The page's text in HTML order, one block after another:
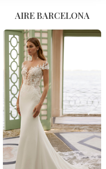
AIRE BARCELONA